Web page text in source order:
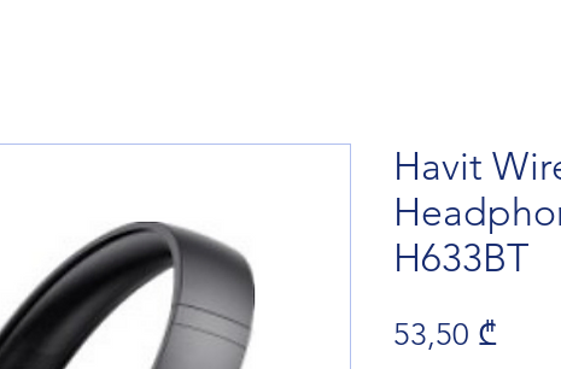
Havit
H633BT
53,50 ₾Price